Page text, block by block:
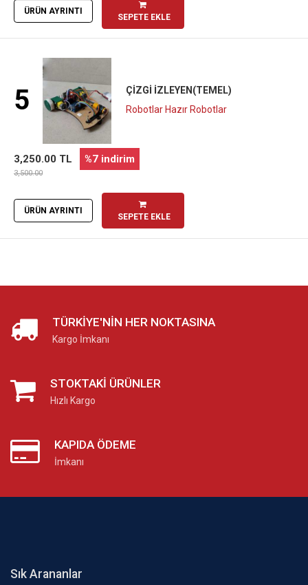
ÜRÜN AYRINTI
SEPETE EKLE
5
ÇIZGI İZLEYEN(TEMEL)
Robotlar Hazır Robotlar
3,250.00 TL %7 indirim
3,500.00
ÜRÜN AYRINTI
SEPETE EKLE
TÜRKIYE'NIN HER NOKTASINA
Kargo İmkanı
STOKTAKI ÜRÜNLER
Hızlı Kargo
KAPIDA ÖDEME
İmkanı
Sık Arananlar